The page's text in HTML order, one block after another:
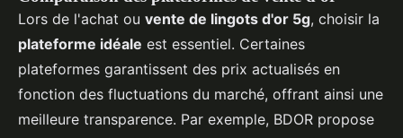
Lors de l'achat ou vente de lingots d'or 5g, choisir la
plateforme idéale est essentiel. Certaines
plateformes garantissent des prix actualisés en
fonction des fluctuations du marché, offrant ainsi une
meilleure transparence. Par exemple, BDOR propose